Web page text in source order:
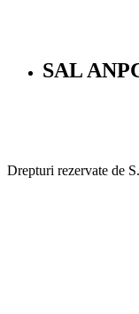
SAL
Drepturi rezervate de